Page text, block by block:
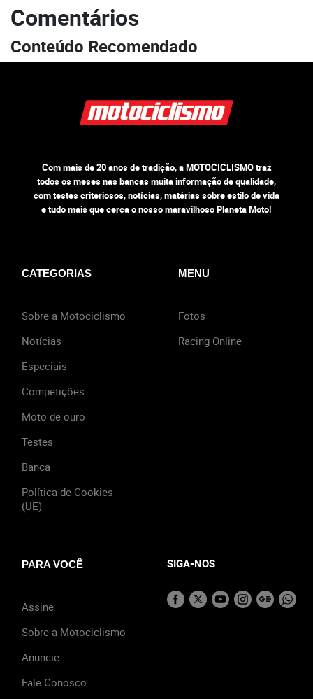
Comentários
Conteúdo Recomendado
Com mais de 20 anos de tradição, a MOTOCICLISMO traz
todos os meses nas bancas muita informação de qualidade,
com testes criteriosos, notícias, matérias sobre estilo de vida
e tudo mais que cerca o nosso maravilhoso Planeta Moto!
CATEGORIAS
Sobre a Motociclismo
Notícias
Especiais
Competições
Moto de ouro
Testes
Banca
Política de Cookies
(UE)
MENU
Fotos
Racing Online
PARA VOCÊ
Assine
Sobre a Motociclismo
Anuncie
Fale Conosco
SIGA-NOS